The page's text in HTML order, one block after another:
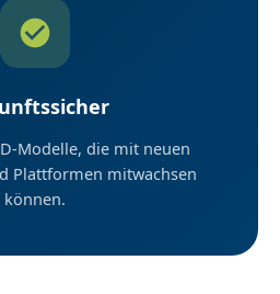
Modelle, die mit neuen
Plattformen mitwachsen
können.